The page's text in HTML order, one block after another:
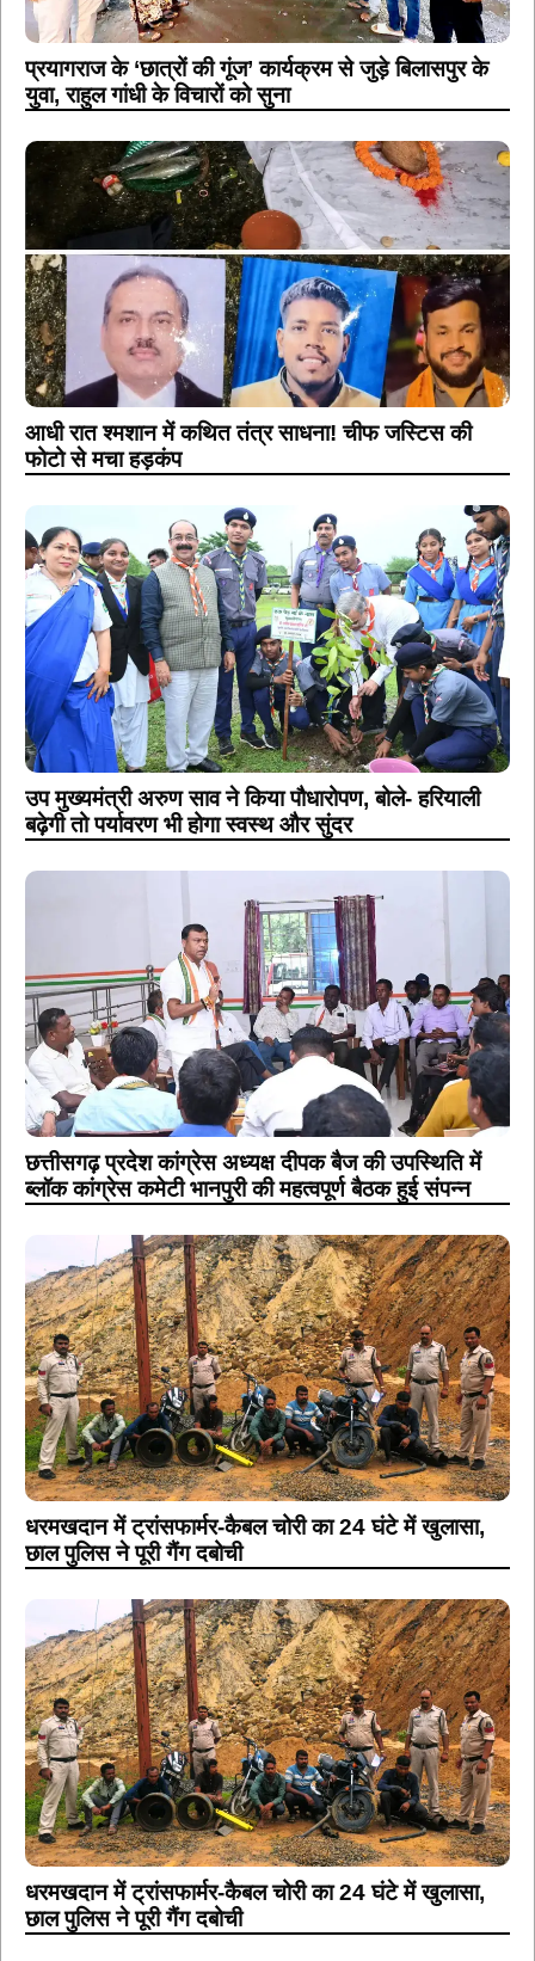
प्रयागराज के ‘छात्रों की गूंज’ कार्यक्रम से जुड़े बिलासपुर के
युवा, राहुल गांधी के विचारों को सुना
आधी रात श्मशान में कथित तंत्र साधना! चीफ जस्टिस की
फोटो से मचा हड़कंप
उप मुख्यमंत्री अरुण साव ने किया पौधारोपण, बोले- हरियाली
बढ़ेगी तो पर्यावरण भी होगा स्वस्थ और सुंदर
छत्तीसगढ़ प्रदेश कांग्रेस अध्यक्ष दीपक बैज की उपस्थिति में
ब्लॉक कांग्रेस कमेटी भानपुरी की महत्वपूर्ण बैठक हुई संपन्न
धरमखदान में ट्रांसफार्मर-कैबल चोरी का 24 घंटे में खुलासा,
छाल पुलिस ने पूरी गैंग दबोची
धरमखदान में ट्रांसफार्मर-कैबल चोरी का 24 घंटे में खुलासा,
छाल पुलिस ने पूरी गैंग दबोची